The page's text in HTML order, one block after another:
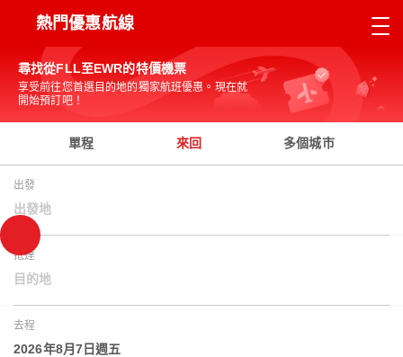
熱門優惠航線
尋找從FLL至EWR的特價機票
享受前往您首選目的地的獨家航班優惠。現在就
開始預訂吧！
單程 來回 多個城市
出發
出發地
抵達
目的地
去程
2026年8月7日週五